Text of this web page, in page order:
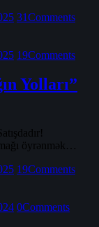
31Comments
19Comments
Yolları”
öyrənmək…
19Comments
0Comments